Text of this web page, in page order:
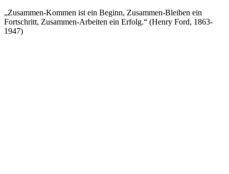
„Zusammen-Kommen ist ein Beginn, Zusammen-Bleiben ein
Fortschritt, Zusammen-Arbeiten ein Erfolg.“ (Henry Ford, 1863-
1947)